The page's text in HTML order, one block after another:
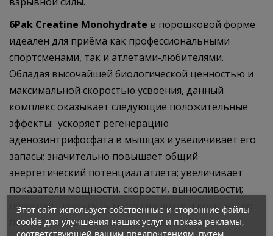
6Pak Creatine Monohydrate в порошковой форме
идеален для приёма как профессиональными
спортсменами, так и атлетами-любителями.
Обладая высочайшей биологической ценностью и
максимальной скоростью усвоения, данный
комплекс оказывает следующие положительные
эффекты: ускоряет регенерацию
аденозинтрифосфата в мышцах и увеличивает его
запасы; значительно повышает общий
энергетический потенциал атлета; увеличивает
показатели мощности, скорости, выносливости;
позволяет повысить массу снарядов и количество
повторений в тяжёлых сетах; увеличивает
Этот сайт использует собственные и сторонние файлы
cookie для улучшения наших услуг и показа рекламы,
соответствующей вашим предпочтениям, путем